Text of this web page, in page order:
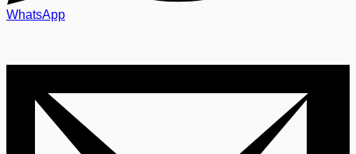
WhatsApp